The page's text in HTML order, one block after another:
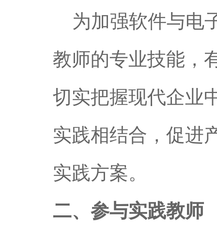
为加强软件与电
教师的专业技能，
切实把握现代企业
实践相结合，促进
实践方案。
二、参与实践教师